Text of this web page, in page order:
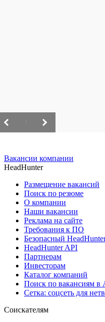
Вакансии компании
HeadHunter
Размещение вакансий
Поиск по резюме
О компании
Наши вакансии
Реклама на сайте
Требования к ПО
Безопасный
HeadHunter API
Партнерам
Инвесторам
Каталог компаний
Поиск по вакансиям в
Сетка: соцсеть для
Соискателям